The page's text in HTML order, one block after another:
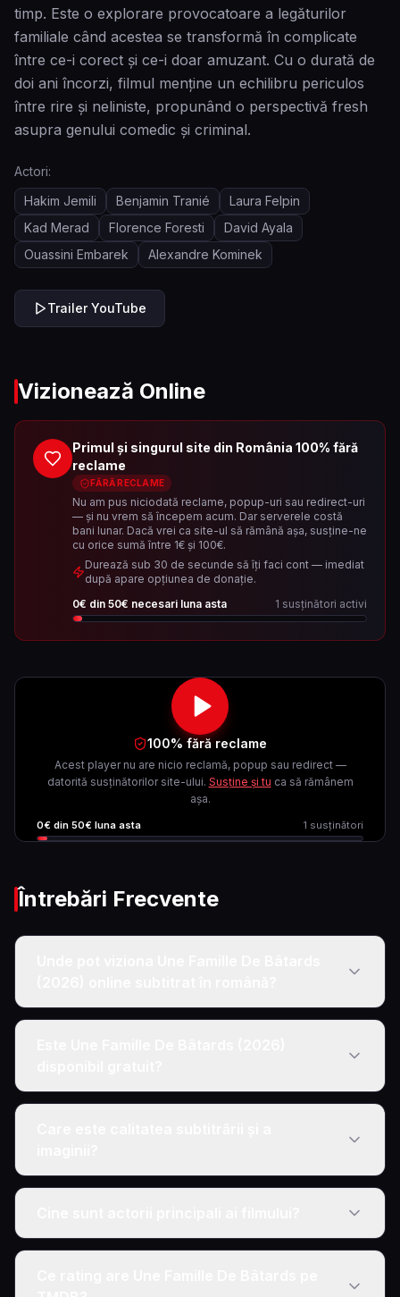
timp. Este o explorare provocatoare a legăturilor
familiale când acestea se transformă în complicate
între ce-i corect și ce-i doar amuzant. Cu o durată de
doi ani încorzi, filmul menține un echilibru periculos
între rire și neliniste, propunând o perspectivă fresh
asupra genului comedic și criminal.
Actori:
Hakim Jemili
Benjamin Tranié
Laura Felpin
Kad Merad
Florence Foresti
David Ayala
Ouassini Embarek
Alexandre Kominek
Trailer YouTube
Vizionează Online
Primul și singurul site din România 100% fără
reclame
FĂRĂ RECLAME
Nu am pus niciodată reclame, popup-uri sau redirect-uri
— și nu vrem să începem acum. Dar serverele costă
bani lunar. Dacă vrei ca site-ul să rămână așa, susține-ne
cu orice sumă între 1€ și 100€.
Durează sub 30 de secunde să îți faci cont — imediat
după apare opțiunea de donație.
0€ din 50€ necesari luna asta 1 susținători activi
100% fără reclame
Acest player nu are nicio reclamă, popup sau redirect —
datorită susținătorilor site-ului. Susține și tu ca să rămânem
așa.
0€ din 50€ luna asta 1 susținători
Întrebări Frecvente